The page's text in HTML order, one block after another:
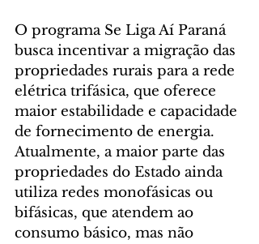
O programa Se Liga Aí Paraná
busca incentivar a migração das
propriedades rurais para a rede
elétrica trifásica, que oferece
maior estabilidade e capacidade
de fornecimento de energia.
Atualmente, a maior parte das
propriedades do Estado ainda
utiliza redes monofásicas ou
bifásicas, que atendem ao
consumo básico, mas não